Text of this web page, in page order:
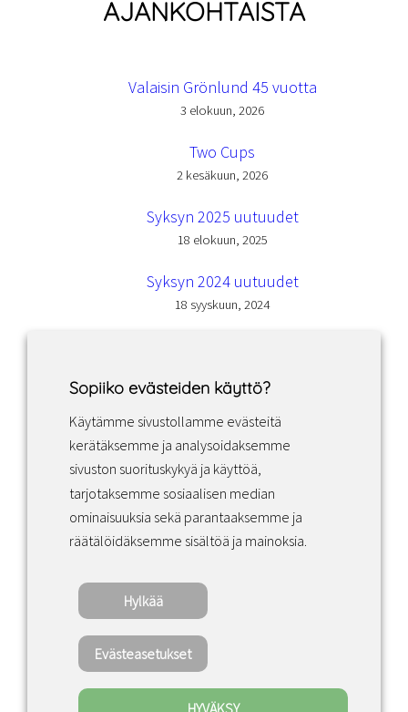
AJANKOHTAISTA
Valaisin Grönlund 45 vuotta
3 elokuun, 2026
Two Cups
2 kesäkuun, 2026
Syksyn 2025 uutuudet
18 elokuun, 2025
Syksyn 2024 uutuudet
18 syyskuun, 2024
Facebook Instagram LinkedIn
Sopimusehdot
Copyright ©2022 · Valaisin Grönlund – All
Rights Reserved
Sopiiko evästeiden käyttö?
Käytämme sivustollamme evästeitä
kerätäksemme ja analysoidaksemme
sivuston suorituskykyä ja käyttöä,
tarjotaksemme sosiaalisen median
ominaisuuksia sekä parantaaksemme ja
räätälöidäksemme sisältöä ja mainoksia.
Hylkää
Evästeasetukset
HYVÄKSY